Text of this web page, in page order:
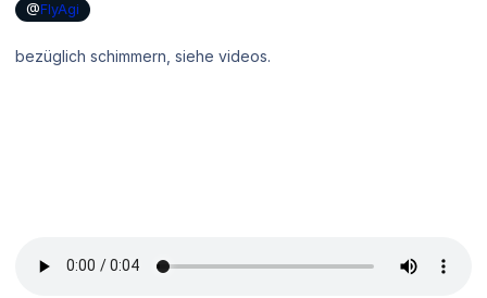
@FlyAgi
bezüglich schimmern, siehe videos.